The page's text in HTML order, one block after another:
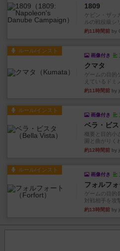
1809
ケビン・ザッ
ルの戦役級シ
約11時間前 by
ルール/インスト
画像付き
クマタ
ゲームの目的
えているドミ
約11時間前 by
ルール/インスト
画像付き
ベラ・ビス
概要と目的
園と曲がりく
約12時間前 by
ルール/インスト
画像付き
フォルフォ
ゲームの目的
対戦相手を攻
約13時間前 by